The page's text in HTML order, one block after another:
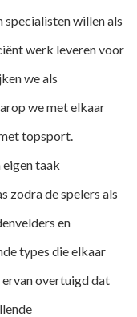
specialisten willen als
werk leveren voor
we als
we met elkaar
topsport.
taak
zodra de spelers als
en
types die elkaar
ervan overtuigd dat